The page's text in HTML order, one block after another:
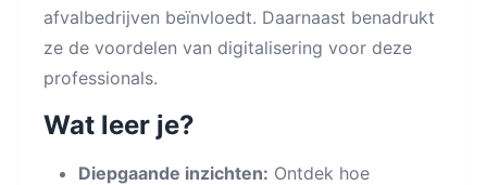
afvalbedrijven beïnvloedt. Daarnaast benadrukt
ze de voordelen van digitalisering voor deze
professionals.
Wat leer je?
Diepgaande inzichten: Ontdek hoe